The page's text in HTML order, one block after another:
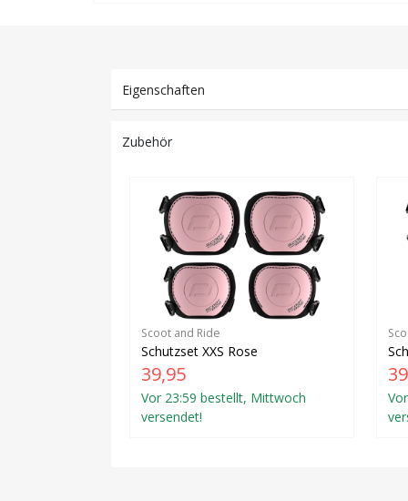
Eigenschaften
Zubehör
Scoot and Ride
Schutzset XXS Rose
39,95
Vor 23:59 bestellt, Mittwoch
versendet!